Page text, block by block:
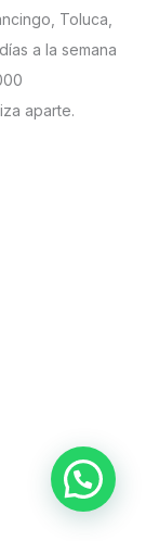
Toluca,
a la semana
aparte.